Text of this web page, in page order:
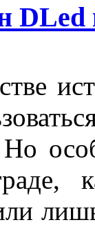
DLed
Но